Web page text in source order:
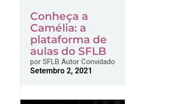
Conheça a
Camélia: a
plataforma de
aulas do SFLB
porSFLB Autor Convidado
Setembro 2, 2021